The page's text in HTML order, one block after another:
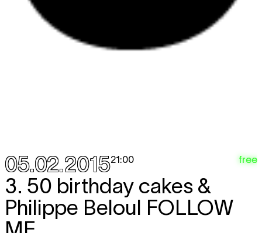
05.02.201521:00 free
3. 50 birthday cakes &
Philippe Beloul FOLLOW